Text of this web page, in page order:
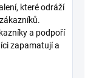
které odráží
a podpoří
zapamatují a